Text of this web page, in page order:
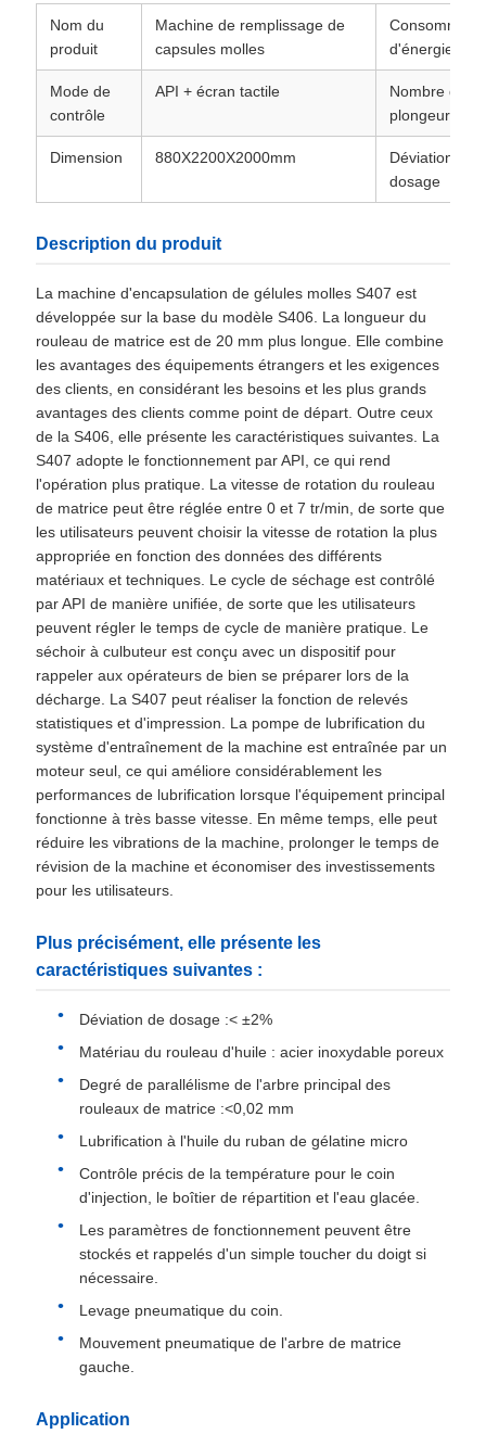
Nom du
produit
Machine de remplissage de
capsules molles
d'énergie
Mode de
contrôle
API + écran tactile
Nombre de
plongeurs
Dimension 880X2200X2000mm
Déviation de
dosage
Description du produit
La machine d'encapsulation de gélules molles S407 est
développée sur la base du modèle S406. La longueur du
rouleau de matrice est de 20 mm plus longue. Elle combine
les avantages des équipements étrangers et les exigences
des clients, en considérant les besoins et les plus grands
avantages des clients comme point de départ. Outre ceux
de la S406, elle présente les caractéristiques suivantes. La
S407 adopte le fonctionnement par API, ce qui rend
l'opération plus pratique. La vitesse de rotation du rouleau
de matrice peut être réglée entre 0 et 7 tr/min, de sorte que
les utilisateurs peuvent choisir la vitesse de rotation la plus
appropriée en fonction des données des différents
matériaux et techniques. Le cycle de séchage est contrôlé
par API de manière unifiée, de sorte que les utilisateurs
peuvent régler le temps de cycle de manière pratique. Le
séchoir à culbuteur est conçu avec un dispositif pour
rappeler aux opérateurs de bien se préparer lors de la
décharge. La S407 peut réaliser la fonction de relevés
statistiques et d'impression. La pompe de lubrification du
système d'entraînement de la machine est entraînée par un
moteur seul, ce qui améliore considérablement les
performances de lubrification lorsque l'équipement principal
fonctionne à très basse vitesse. En même temps, elle peut
réduire les vibrations de la machine, prolonger le temps de
révision de la machine et économiser des investissements
pour les utilisateurs.
Plus précisément, elle présente les
caractéristiques suivantes :
Déviation de dosage :< ±2%
Matériau du rouleau d'huile : acier inoxydable poreux
Degré de parallélisme de l'arbre principal des
rouleaux de matrice :<0,02 mm
Lubrification à l'huile du ruban de gélatine micro
Contrôle précis de la température pour le coin
d'injection, le boîtier de répartition et l'eau glacée.
Les paramètres de fonctionnement peuvent être
stockés et rappelés d'un simple toucher du doigt si
nécessaire.
Levage pneumatique du coin.
Mouvement pneumatique de l'arbre de matrice
gauche.
Application